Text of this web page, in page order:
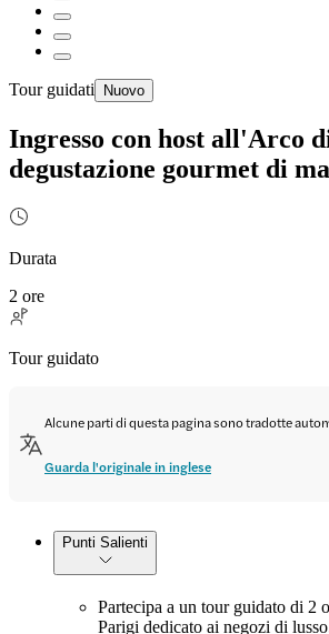
Tour guidati Nuovo
Ingresso con host all'Arco
degustazione gourmet di
Durata
2 ore
Tour guidato
Alcune parti di questa pagina sono tradotte
Guarda l'originale in inglese
Punti Salienti
Partecipa a un tour guidato di 2
Parigi dedicato ai negozi di